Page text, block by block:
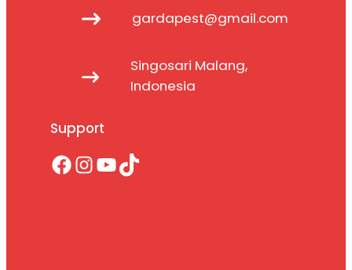
gardapest@gmail.com
Singosari Malang,
Indonesia
Support
Facebook InstagramYouTube TikTok